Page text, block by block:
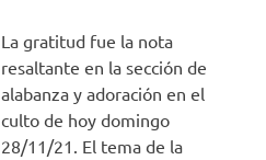
La gratitud fue la nota
resaltante en la sección de
alabanza y adoración en el
culto de hoy domingo
28/11/21. El tema de la